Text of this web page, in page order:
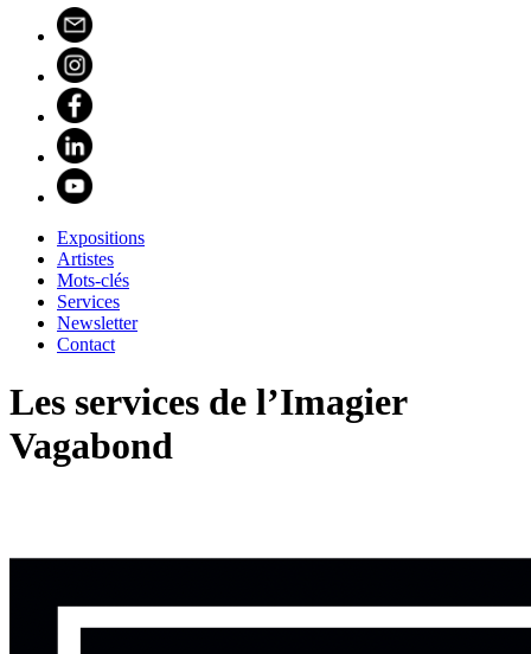
Expositions
Artistes
Mots-clés
Services
Newsletter
Contact
Les services de l’Imagier
Vagabond